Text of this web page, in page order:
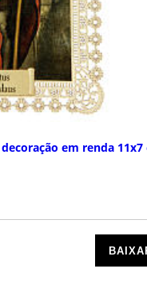
em renda 11x7